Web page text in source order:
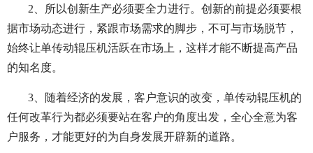
2、所以创新生产必须要全力进行。创新的前提必须要根
据市场动态进行，紧跟市场需求的脚步，不可与市场脱节，
始终让单传动辊压机活跃在市场上，这样才能不断提高产品
的知名度。
3、随着经济的发展，客户意识的改变，单传动辊压机的
任何改革行为都必须要站在客户的角度出发，全心全意为客
户服务，才能更好的为自身发展开辟新的道路。